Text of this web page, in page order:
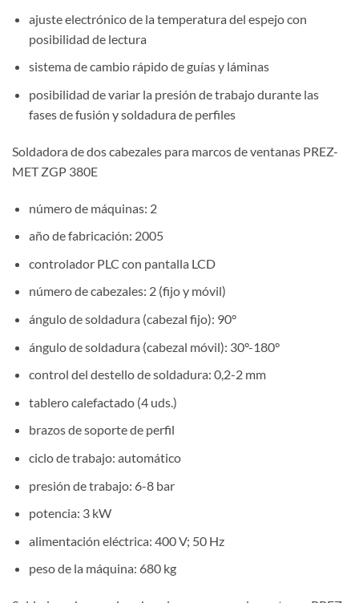
ajuste electrónico de la temperatura del espejo con
posibilidad de lectura
sistema de cambio rápido de guías y láminas
posibilidad de variar la presión de trabajo durante las
fases de fusión y soldadura de perfiles
Soldadora de dos cabezales para marcos de ventanas PREZ-
MET ZGP 380E
número de máquinas: 2
año de fabricación: 2005
controlador PLC con pantalla LCD
número de cabezales: 2 (fijo y móvil)
ángulo de soldadura (cabezal fijo): 90°
ángulo de soldadura (cabezal móvil): 30°-180°
control del destello de soldadura: 0,2-2 mm
tablero calefactado (4 uds.)
brazos de soporte de perfil
ciclo de trabajo: automático
presión de trabajo: 6-8 bar
potencia: 3 kW
alimentación eléctrica: 400 V; 50 Hz
peso de la máquina: 680 kg